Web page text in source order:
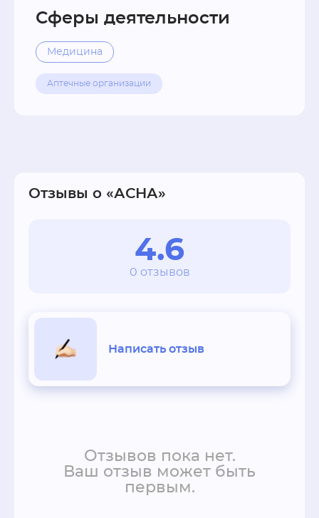
Сферы деятельности
Медицина
Аптечные организации
Отзывы о «АСНА»
4.6
0 отзывов
Написать отзыв
Отзывов пока нет.
Ваш отзыв может быть
первым.